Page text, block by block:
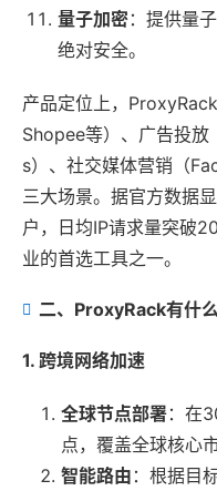
量子加密：提供量
绝对安全。
产品定位上，
Shopee等）、广告投
s）、社交媒体营销（
三大场景。据官方数据
户，日均IP请求量突破
业的首选工具之一。
二、ProxyRack有什
1. 跨境网络加速
全球节点部署：在
点，覆盖全球核心市
智能路由 ：根据目